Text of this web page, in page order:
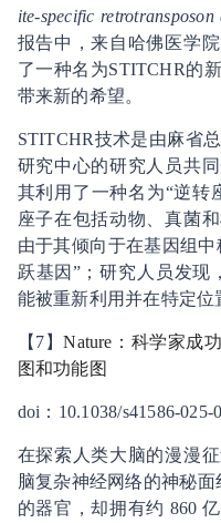
ite-specific
报告中，来自哈佛医学
了一种名为STITCHR的
带来新的希望。
STITCHR技术是由麻省总
研究中心的研究人员共
其利用了一种名为“逆转
座子在包括动物、真菌
由于其倾向于在基因组
跃基因”；研究人员发现
能被重新利用并在特定位
【7】Nature：科学家成
图和功能图
doi：10.1038/s41586-025-
在探索人类大脑的漫漫
脑复杂神经网络的神秘
的器官，却拥有约 860